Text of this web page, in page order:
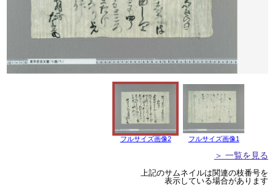
フルサイズ画像2 フルサイズ画像1
＞ 一覧を見る
上記のサムネイルは関連の枝番号を
表示している場合があります